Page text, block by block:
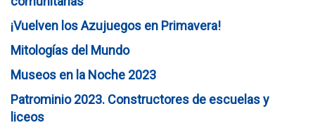
¡Vuelven los Azujuegos en Primavera!
Mitologías del Mundo
Museos en la Noche 2023
Patrominio 2023. Constructores de escuelas y
liceos